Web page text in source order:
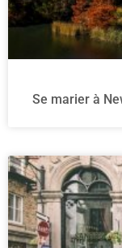
Se marier à